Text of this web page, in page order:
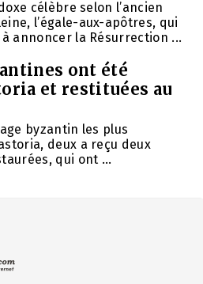
célèbre selon l’ancien
l’égale-aux-apôtres, qui
annoncer la Résurrection ...
ont été
et restituées au
byzantin les plus
deux a reçu deux
qui ont ...